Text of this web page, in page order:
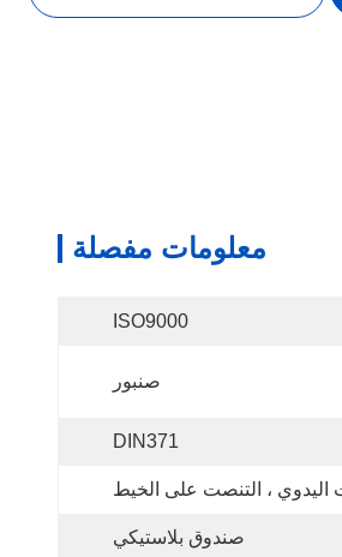
معلومات مفصلة
ISO9000
صنبور
DIN371
اليدوي ، التنصت على الخيط
صندوق بلاستيكي